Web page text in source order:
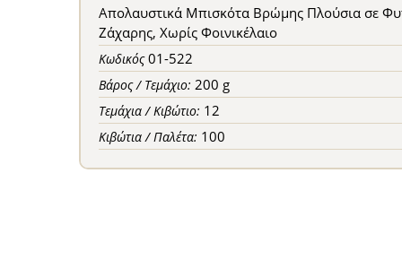
Απολαυστικά Μπισκότα Βρώμης Πλούσια σε
Ζάχαρης, Χωρίς Φοινικέλαιο
Κωδικός 01-522
Βάρος / Τεμάχιο: 200 g
Τεμάχια / Κιβώτιο: 12
Κιβώτια / Παλέτα: 100